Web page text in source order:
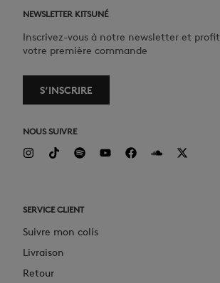
NEWSLETTER KITSUNÉ
Inscrivez-vous à notre newsletter et
votre première commande
S‘INSCRIRE
NOUS SUIVRE
SERVICE CLIENT
Suivre mon colis
Livraison
Retour